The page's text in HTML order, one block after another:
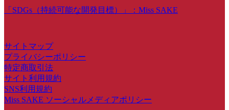
「SDGs（持続可能な開発目標）」：Miss SAKE
サイトマップ
プライバシーポリシー
特定商取引法
サイト利用規約
SNS利用規約
Miss SAKE ソーシャルメディアポリシー